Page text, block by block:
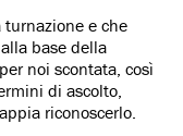
turnazione e che
base della
noi scontata, così
di ascolto,
riconoscerlo.